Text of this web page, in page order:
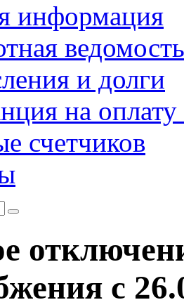
информация
ведомость
и долги
на
счетчиков
с